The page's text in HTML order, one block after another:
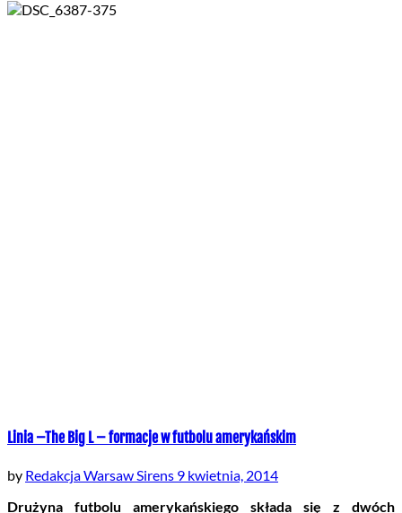
Linia –The Big L – formacje w futbolu amerykańskim
by Redakcja Warsaw Sirens 9 kwietnia, 2014
Drużyna futbolu amerykańskiego składa się z dwóch